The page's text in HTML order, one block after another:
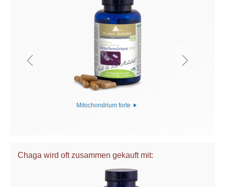
Mitochondrium forte
Chaga wird oft zusammen gekauft mit: